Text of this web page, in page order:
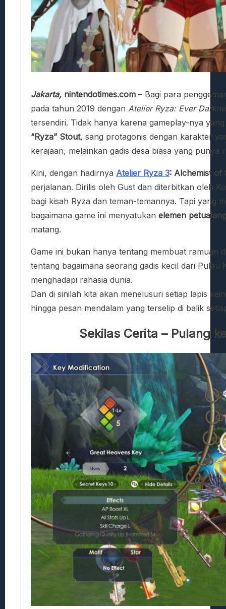
Jakarta, nintendotimes.com – Bagi para
pada tahun 2019 dengan Atelier Ryza: Ever
tersendiri. Tidak hanya karena gameplay-nya
“Ryza” Stout, sang protagonis dengan karakter
kerajaan, melainkan gadis desa biasa yang
Kini, dengan hadirnya Atelier Ryza 3: Alchemist of
perjalanan. Dirilis oleh Gust dan diterbitkan oleh
bagi kisah Ryza dan teman-temannya. Tapi yang
bagaimana game ini menyatukan elemen
matang.
Game ini bukan hanya tentang membuat ramuan
tentang bagaimana seorang gadis kecil dari
menghadapi rahasia dunia.
Dan di sinilah kita akan menelusuri setiap lapis
hingga pesan mendalam yang terselip di balik
Sekilas Cerita – Pulang